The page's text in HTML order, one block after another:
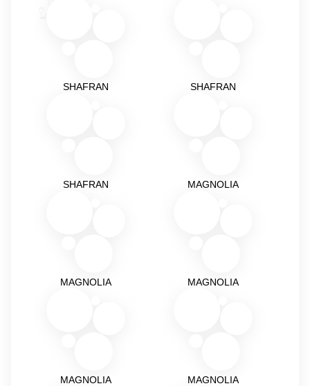
SHAFRAN SHAFRAN
SHAFRAN MAGNOLIA
MAGNOLIA MAGNOLIA
MAGNOLIA MAGNOLIA